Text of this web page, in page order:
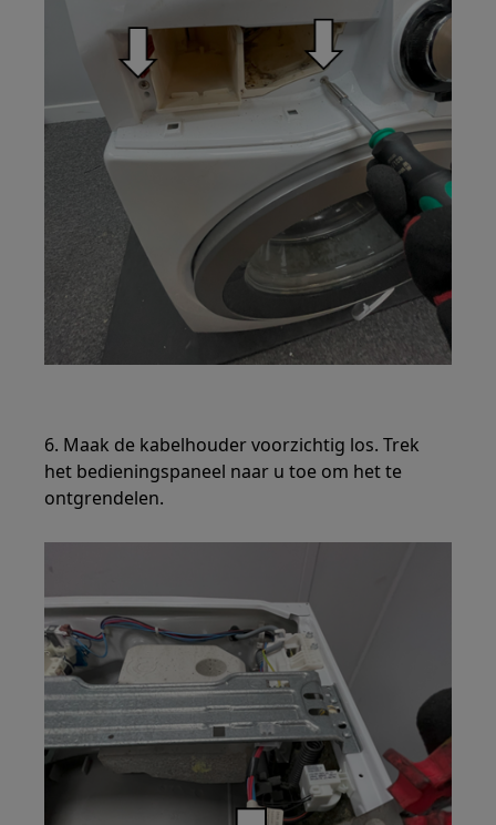
6. Maak de kabelhouder voorzichtig los. Trek
het bedieningspaneel naar u toe om het te
ontgrendelen.